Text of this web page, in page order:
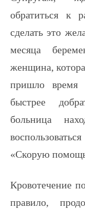
обратиться к
сделать это
месяца
женщина,
пришло время
быстрее
больница
«Скорую
Кровотечение
правило,